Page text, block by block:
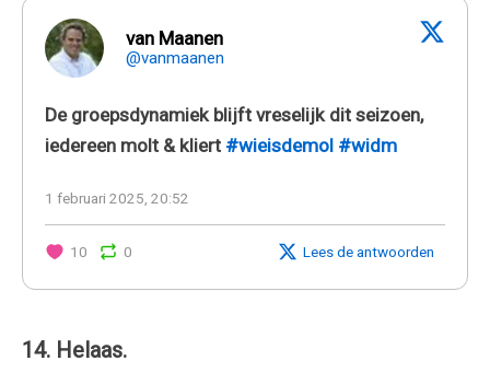
van Maanen
@vanmaanen
De groepsdynamiek blijft vreselijk dit seizoen,
iedereen molt & kliert #wieisdemol #widm
1 februari 2025, 20:52
10 0 Lees de antwoorden
14. Helaas.